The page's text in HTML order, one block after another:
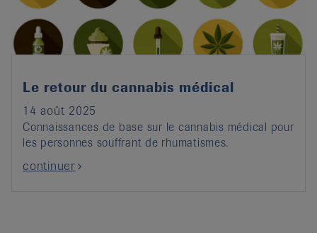
Le retour du cannabis médical
14 août 2025
Connaissances de base sur le cannabis médical pour
les personnes souffrant de rhumatismes.
continuer